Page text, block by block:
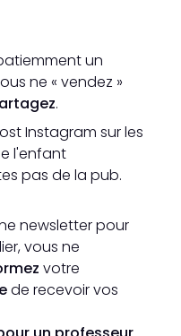
un
ne « vendez »
.
Instagram sur les
l'enfant
pas de la pub.
newsletter pour
vous ne
votre
de recevoir vos